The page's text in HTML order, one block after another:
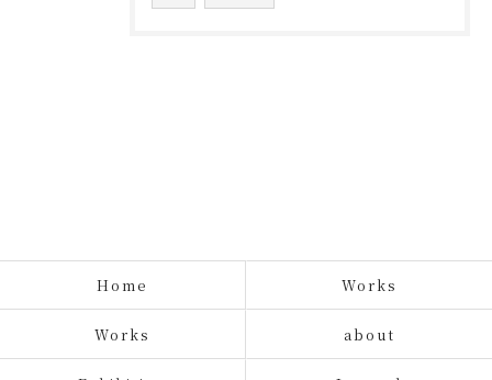
Home Works
Works about